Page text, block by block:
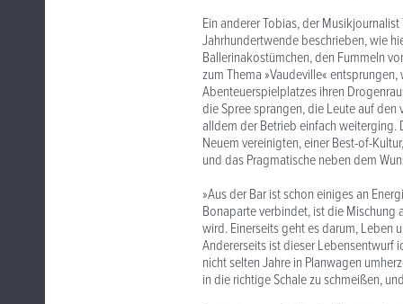
Ein anderer Tobias, der
Jahrhundertwende beschrieben, wie
Ballerinakostümchen, den Fummeln
zum Thema »Vaudeville«
Abenteuerspielplatzes ihren
die Spree sprangen, die Leute auf
alldem der Betrieb einfach weiterging.
Neuem vereinigten, einer Best-of-
und das Pragmatische neben dem
»Aus der Bar ist schon einiges an
Bonaparte verbindet, ist die Mischung
wird. Einerseits geht es darum, Leben
Andererseits ist dieser Lebensentwurf
nicht selten Jahre in Planwagen
in die richtige Schale zu schmeißen,